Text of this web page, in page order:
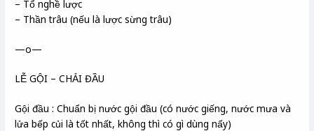
– Tổ nghề lược
– Thần trâu (nếu là lược sừng trâu)
—o—
LỄ GỘI – CHẢI ĐẦU
Gội đầu : Chuẩn bị nước gội đầu (có nước giếng, nước mưa và
lửa bếp củi là tốt nhất, không thì có gì dùng nấy)